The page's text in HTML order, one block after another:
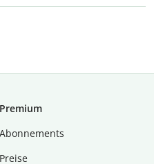
Premium
Abon­ne­ments
Preise